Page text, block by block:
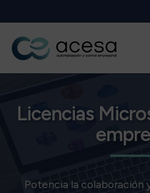
Licencias
Potencia la colaboración